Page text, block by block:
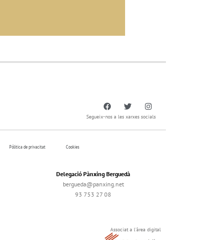
Segueix-nos a les xarxes socials
Pólitica de privacitat Cookies
Delegació Pànxing Berguedà
bergueda@panxing.net
93 753 27 08
Associat a l'àrea digital